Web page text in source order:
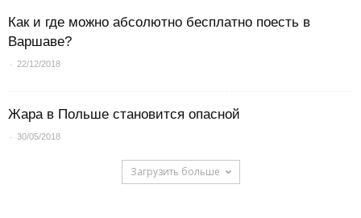
Как и где можно абсолютно бесплатно поесть в
Варшаве?
- 22/12/2018
Жара в Польше становится опасной
- 30/05/2018
Загрузить больше